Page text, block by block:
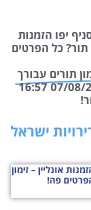
יפו הזמנות
תור? כל הפרטים
תורים עבורך
המידע נכון לתאריך: 07/08/2026 16:57
ישראל
אונליין – זימון
פה!